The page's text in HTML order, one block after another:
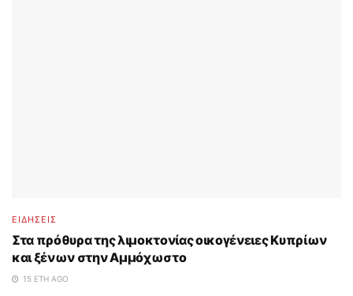
ΕΙΔΗΣΕΙΣ
Στα πρόθυρα της λιμοκτονίας οικογένειες Κυπρίων
και ξένων στην Αμμόχωστο
15 ΈΤΗ AGO